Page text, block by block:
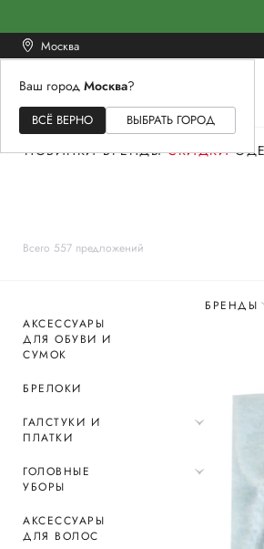
Москва
Ваш город Москва?
ВСЁ ВЕРНО ВЫБРАТЬ ГОРОД
ЖЕНСКОЕМУЖСКОЕ
НОВИНКИ БРЕНДЫ СКИДКИ
Всего 557 предложений
АКСЕССУАРЫ
ДЛЯ ОБУВИ И
СУМОК
БРЕЛОКИ
ГАЛСТУКИ И
ПЛАТКИ
ГОЛОВНЫЕ
УБОРЫ
АКСЕССУАРЫ
ДЛЯ ВОЛОС
БРЕНДЫ